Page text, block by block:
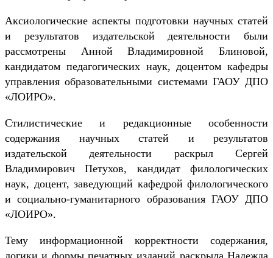
Аксиологические аспекты подготовки научных статей
и результатов издательской деятельности были
рассмотрены Анной Владимировной Блиновой,
кандидатом педагогических наук, доцентом кафедры
управления образовательными системами ГАОУ ДПО
«ЛОИРО».
Стилистические и редакционные особенности
содержания научных статей и результатов
издательской деятельности раскрыл Сергей
Владимирович Петухов, кандидат филологических
наук, доцент, заведующий кафедрой филологического
и социально-гуманитарного образования ГАОУ ДПО
«ЛОИРО».
Тему информационной корректности содержания,
логики и формы печатных изданий раскрыла Надежда